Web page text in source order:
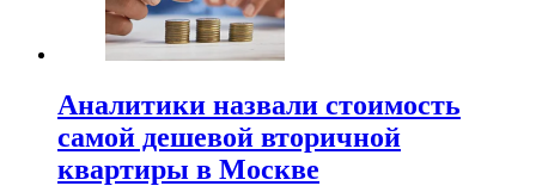
Аналитики назвали стоимость
самой дешевой вторичной
квартиры в Москве